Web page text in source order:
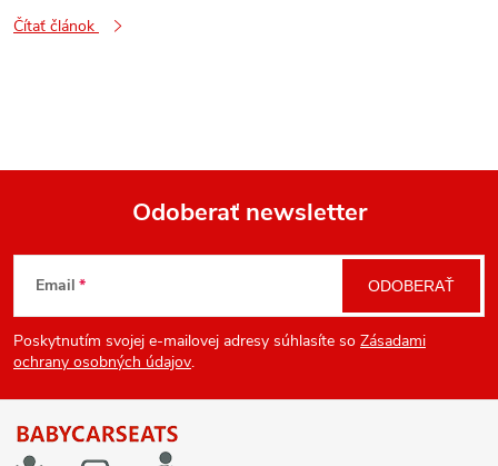
Čítať článok
Z
á
p
ä
Odoberať newsletter
Email
Poskytnutím svojej e-mailovej adresy súhlasíte so Zásadami
ochrany osobných údajov.
ODOBERAŤ